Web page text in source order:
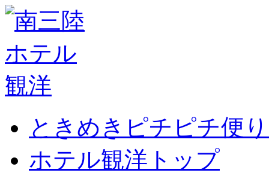
ときめきピチピチ便
ホテル観洋トップ